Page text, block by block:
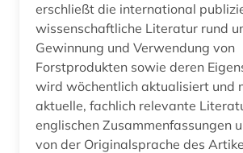
erschließt die international
wissenschaftliche Literatur rund
Gewinnung und Verwendung von
Forstprodukten sowie deren
wird wöchentlich aktualisiert und
aktuelle, fachlich relevante
englischen Zusammenfassungen
von der Originalsprache des